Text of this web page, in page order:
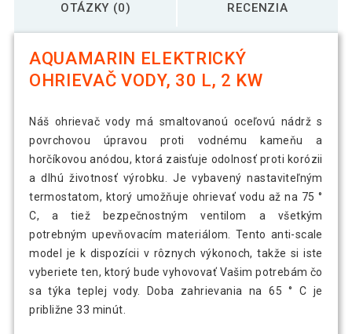
OTÁZKY (0) RECENZIA
AQUAMARIN ELEKTRICKÝ
OHRIEVAČ VODY, 30 L, 2 KW
Náš ohrievač vody má smaltovanoú oceľovú nádrž s
povrchovou úpravou proti vodnému kameňu a
horčíkovou anódou, ktorá zaisťuje odolnosť proti korózii
a dlhú životnosť výrobku. Je vybavený nastaviteľným
termostatom, ktorý umožňuje ohrievať vodu až na 75 °
C, a tiež bezpečnostným ventilom a všetkým
potrebným upevňovacím materiálom. Tento anti-scale
model je k dispozícii v rôznych výkonoch, takže si iste
vyberiete ten, ktorý bude vyhovovať Vašim potrebám čo
sa týka teplej vody. Doba zahrievania na 65 ° C je
približne 33 minút.